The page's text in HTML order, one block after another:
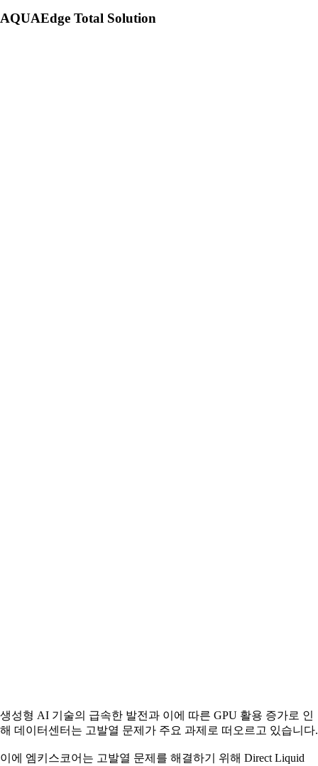
AQUAEdge Total Solution
생성형 AI 기술의 급속한 발전과 이에 따른 GPU 활용 증가로 인
해 데이터센터는 고발열 문제가 주요 과제로 떠오르고 있습니다.
이에 엠키스코어는 고발열 문제를 해결하기 위해 Direct Liquid